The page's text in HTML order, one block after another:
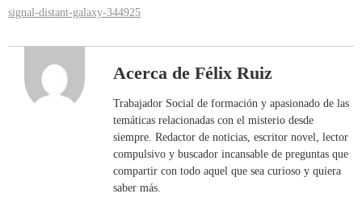
signal-distant-galaxy-344925
Acerca de Félix Ruiz
Trabajador Social de formación y apasionado de las
temáticas relacionadas con el misterio desde
siempre. Redactor de noticias, escritor novel, lector
compulsivo y buscador incansable de preguntas que
compartir con todo aquel que sea curioso y quiera
saber más.